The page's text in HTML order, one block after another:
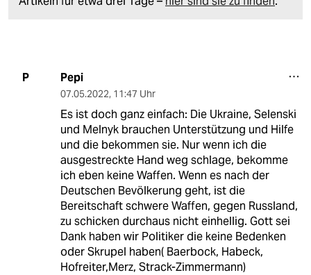
P Pepi
07.05.2022, 11:47 Uhr
Es ist doch ganz einfach: Die Ukraine, Selenski
und Melnyk brauchen Unterstützung und Hilfe
und die bekommen sie. Nur wenn ich die
ausgestreckte Hand weg schlage, bekomme
ich eben keine Waffen. Wenn es nach der
Deutschen Bevölkerung geht, ist die
Bereitschaft schwere Waffen, gegen Russland,
zu schicken durchaus nicht einhellig. Gott sei
Dank haben wir Politiker die keine Bedenken
oder Skrupel haben( Baerbock, Habeck,
Hofreiter,Merz, Strack-Zimmermann)